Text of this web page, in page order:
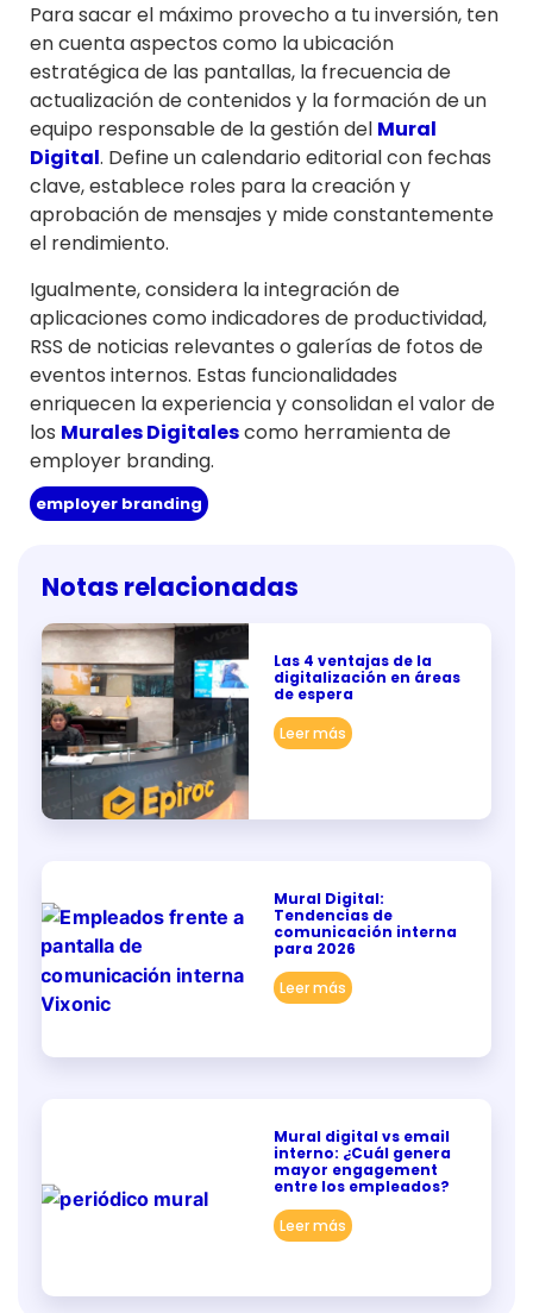
Para sacar el máximo provecho a tu inversión, ten
en cuenta aspectos como la ubicación
estratégica de las pantallas, la frecuencia de
actualización de contenidos y la formación de un
equipo responsable de la gestión del Mural
Digital. Define un calendario editorial con fechas
clave, establece roles para la creación y
aprobación de mensajes y mide constantemente
el rendimiento.
Igualmente, considera la integración de
aplicaciones como indicadores de productividad,
RSS de noticias relevantes o galerías de fotos de
eventos internos. Estas funcionalidades
enriquecen la experiencia y consolidan el valor de
los Murales Digitalescomo herramienta de
employer branding.
employer branding
Notas relacionadas
Las 4 ventajas de la
digitalización en áreas
de espera
Leer más
Mural Digital:
Tendencias de
comunicación interna
para 2026
Leer más
Mural digital vs email
interno: ¿Cuál genera
mayor engagement
entre los empleados?
Leer más